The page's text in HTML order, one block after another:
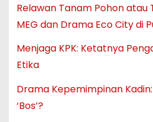
Relawan Tanam Pohon atau
MEG dan Drama Eco City di
Menjaga KPK: Ketatnya
Etika
Drama Kepemimpinan Kadin:
‘Bos’?